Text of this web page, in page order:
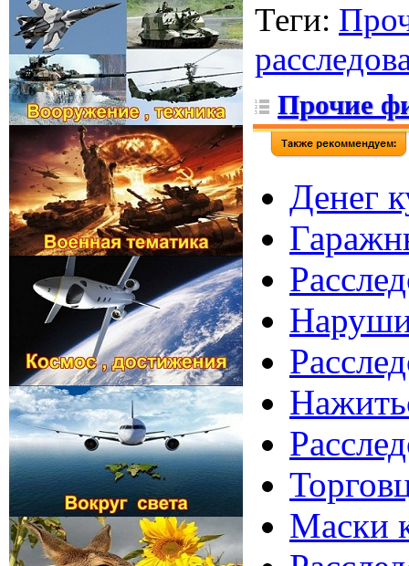
Теги:
Прочие
Денег
Маски